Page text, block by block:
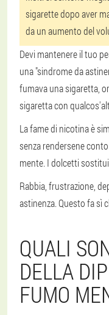
sigarette dopo aver
da un aumento del
Devi mantenere il tuo
una "sindrome da
fumava una sigaretta,
sigaretta con
La fame di nicotina è
senza rendersene
mente. I dolcetti
Rabbia, frustrazione,
astinenza. Questo fa sì
QUALI
DELLA
FUMO